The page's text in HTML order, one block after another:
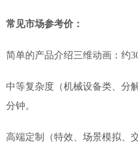
常见市场参考价：
简单的产品介绍三维动画：约
中等复杂度（机械设备类、分
分钟。
高端定制（特效、场景模拟、